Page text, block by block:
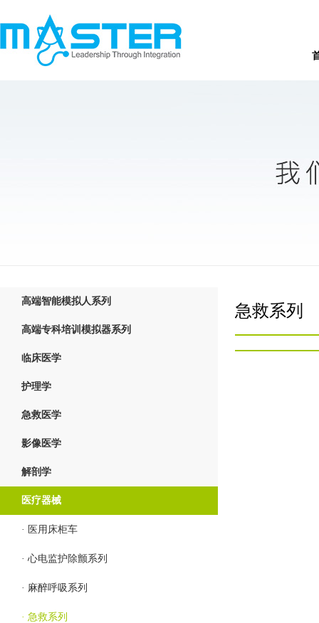
高端智能模拟人系列
高端专科培训模拟器系列
临床医学
护理学
急救医学
影像医学
解剖学
医疗器械
· 医用床柜车
· 心电监护除颤系列
· 麻醉呼吸系列
· 急救系列
急救系列